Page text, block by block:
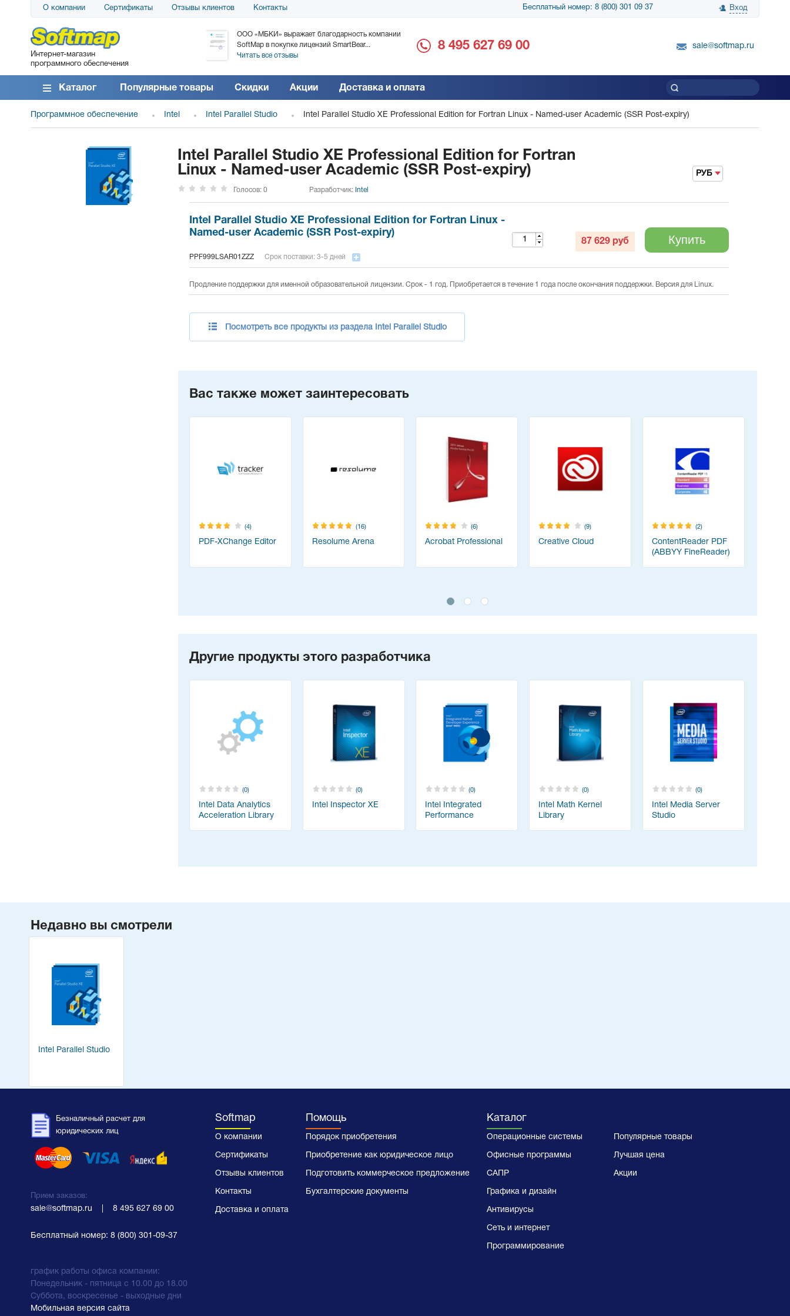
О компании Сертификаты Отзывы клиентов Контакты Бесплатный номер: 8 (800) 301 09 37 Вход
Интернет-магазин
программного обеспечения
АО «АТС» благодарит компанию SoftMap за
поставку программного обеспечения SolarWinds
DameWare...
Читать все отзывы
ООО «МБКИ» выражает благодарность компании
SoftMap в покупке лицензий SmartBear...
Читать все отзывы
благодарность за поставку SnapGene...
благодарность SoftMap за помощь в
8 495 627 69 00 sale@softmap.ru
Каталог Популярные товары Скидки Акции Доставка и оплата
Программное обеспечение Intel Intel Parallel Studio Intel Parallel Studio XE Professional Edition for Fortran Linux - Named-user Academic (SSR Post-expiry)
Intel Parallel Studio XE Professional Edition for Fortran
Linux - Named-user Academic (SSR Post-expiry)
Голосов: 0 Разработчик: Intel
РУБ
Intel Parallel Studio XE Professional Edition for Fortran Linux -
Named-user Academic (SSR Post-expiry)
PPF999LSAR01ZZZ Срок поставки: 3-5 дней
87 629 руб Купить
Продление поддержки для именной образовательной лицензии. Срок - 1 год. Приобретается в течение 1 года после окончания поддержки. Версия для Linux.
Посмотреть все продукты из раздела Intel Parallel Studio
Вас также может заинтересовать
(4)
PDF-XChange Editor
(16)
Resolume Arena
(6)
Acrobat Professional
(9)
Creative Cloud
(2)
ContentReader PDF
(ABBYY FineReader)
Другие продукты этого разработчика
(0)
Intel Data Analytics
Acceleration Library
(0)
Intel Inspector XE
(0)
Intel Integrated
Performance
(0)
Intel Math Kernel
Library
(0)
Intel Media Server
Studio
Недавно вы смотрели
Intel Parallel Studio
Безналичный расчет для
юридических лиц
Прием заказов:
sale@softmap.ru 8 495 627 69 00
Бесплатный номер: 8 (800) 301-09-37
график работы офиса компании:
Понедельник - пятница с 10.00 до 18.00
Суббота, воскресенье - выходные дни
Softmap
О компании
Сертификаты
Отзывы клиентов
Контакты
Доставка и оплата
Помощь
Порядок приобретения
Приобретение как юридическое лицо
Подготовить коммерческое предложение
Бухгалтерские документы
Каталог
Операционные системы
Офисные программы
САПР
Графика и дизайн
Антивирусы
Сеть и интернет
Программирование
Популярные товары
Лучшая цена
Акции
Мобильная версия сайта